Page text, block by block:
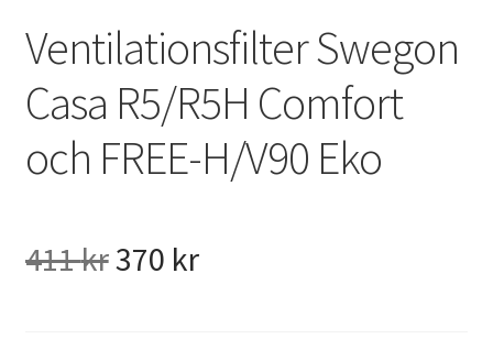
Ventilationsfilter Swegon
Casa R5/R5H Comfort
och FREE-H/V90 Eko
411krDet
370 krDet